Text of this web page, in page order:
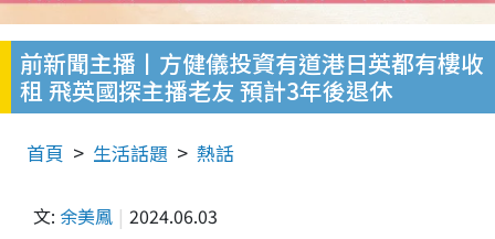
前新聞主播丨方健儀投資有道港日英都有樓收
租 飛英國探主播老友 預計3年後退休
首頁 生活話題 熱話
文: 余美鳳 2024.06.03